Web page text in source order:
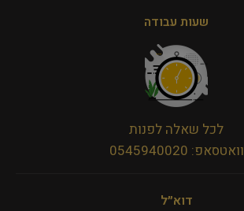
שעות עבודה
לכל שאלה לפנות
וואטסאפ: 0545940020
דוא״ל